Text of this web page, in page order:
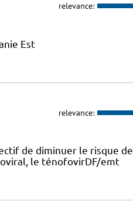
relevance:
Est
relevance:
de diminuer le risque de
le ténofovirDF/emt